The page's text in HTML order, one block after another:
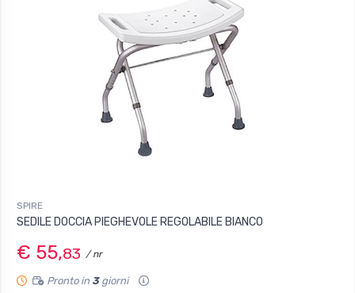
SPIRE
SEDILE DOCCIA PIEGHEVOLE REGOLABILE BIANCO
€ 55,83 / nr
Pronto in 3giorni